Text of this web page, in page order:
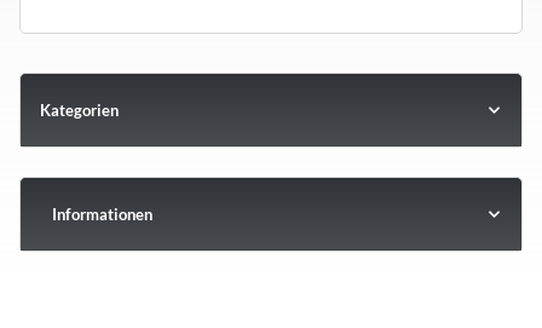
Kategorien
Informationen